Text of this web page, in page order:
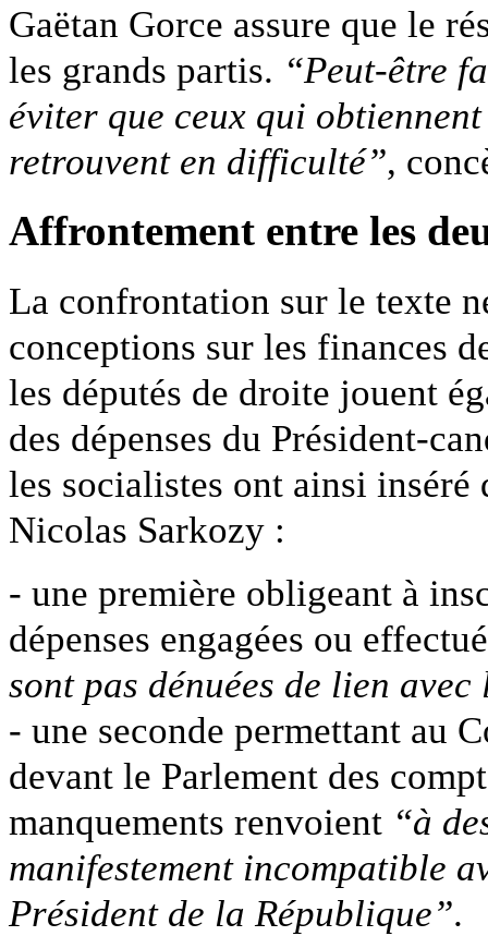
Gaëtan Gorce assure que le
les grands partis. “Peut-être
éviter que ceux qui
retrouvent en difficulté”,
Affrontement entre les
La confrontation sur le texte
conceptions sur les finances
les députés de droite jouent
des dépenses du Président-
les socialistes ont ainsi
Nicolas Sarkozy :
- une première obligeant à
dépenses engagées ou
sont pas dénuées de lien
- une seconde permettant au
devant le Parlement des
manquements renvoient “à
manifestement incompatible
Président de la République”.